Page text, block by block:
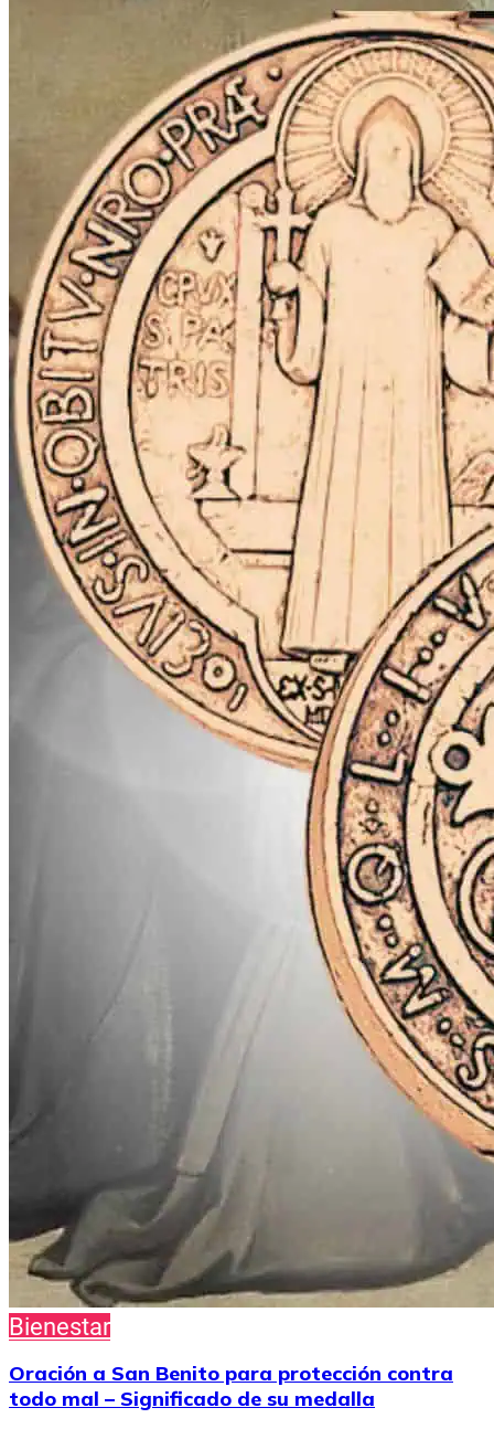
Bienestar
Oración a San Benito para protección contra
todo mal – Significado de su medalla